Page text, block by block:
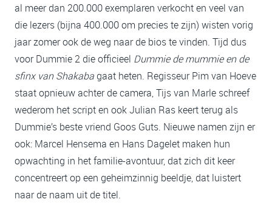
al meer dan 200.000 exemplaren verkocht en veel van
die lezers (bijna 400.000 om precies te zijn) wisten vorig
jaar zomer ook de weg naar de bios te vinden. Tijd dus
voor Dummie 2 die officieel Dummie de mummie en de
sfinx van Shakaba gaat heten. Regisseur Pim van Hoeve
staat opnieuw achter de camera, Tijs van Marle schreef
wederom het script en ook Julian Ras keert terug als
Dummie’s beste vriend Goos Guts. Nieuwe namen zijn er
ook: Marcel Hensema en Hans Dagelet maken hun
opwachting in het familie-avontuur, dat zich dit keer
concentreert op een geheimzinnig beeldje, dat luistert
naar de naam uit de titel.